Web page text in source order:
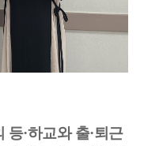
·하교와 출·퇴근